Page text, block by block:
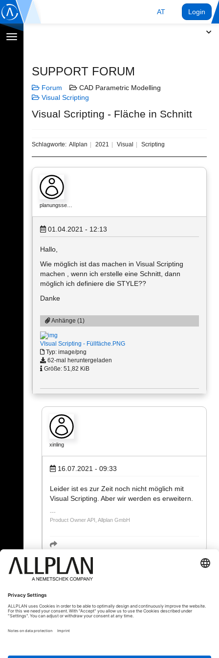
AT Login
Navigation
SUPPORT FORUM
Forum
CAD Parametric Modelling
Visual Scripting
Visual Scripting - Fläche in Schnitt
Schlagworte: Allplan 2021 Visual Scripting
planungsse…
01.04.2021 - 12:13
Hallo,
Wie möglich ist das machen in Visual Scripting
machen , wenn ich erstelle eine Schnitt, dann
möglich ich definiere die STYLE??
Danke
Anhänge (1)
VIsual Scripting - Füllfäche.PNG
Typ: image/png
62-mal heruntergeladen
Größe: 51,82 KiB
xinling
16.07.2021 - 09:33
Leider ist es zur Zeit noch nicht möglich mit
Visual Scripting. Aber wir werden es erweitern.
Product Owner API, Allplan GmbH
« Zurück